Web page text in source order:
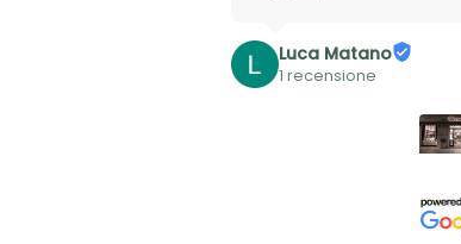
profumo su pelle.
speciale a Roberto sale
Luca Matano
1 recensione
Accesso
desideri e